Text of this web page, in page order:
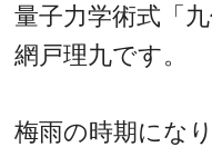
量子力学術式「
網戸理九です。
梅雨の時期にな